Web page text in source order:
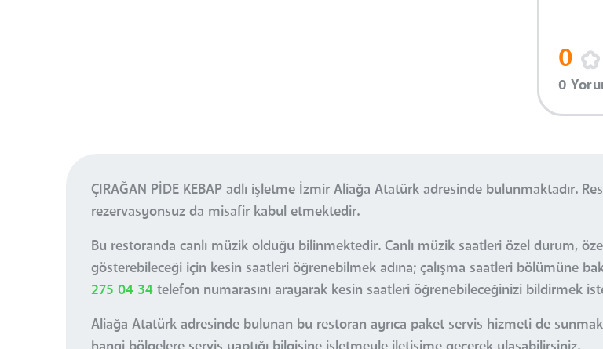
0
0
ÇIRAĞAN PİDE KEBAP adlı işletme İzmir Aliağa Atatürk adresinde bulunmaktadır.
rezervasyonsuz da misafir kabul etmektedir.
Bu restoranda canlı müzik olduğu bilinmektedir. Canlı müzik saatleri özel durum,
gösterebileceği için kesin saatleri öğrenebilmek adına; çalışma saatleri bölümüne
275 04 34 telefon numarasını arayarak kesin saatleri öğrenebileceğinizi bildirmek
Aliağa Atatürk adresinde bulunan bu restoran ayrıca paket servis hizmeti de